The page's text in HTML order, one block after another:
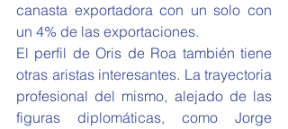
canasta exportadora con un solo con
un 4% de las exportaciones.
El perfil de Oris de Roa también tiene
otras aristas interesantes. La trayectoria
profesional del mismo, alejado de las
figuras diplomáticas, como Jorge